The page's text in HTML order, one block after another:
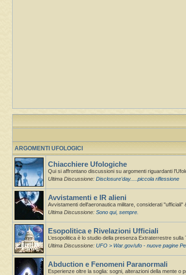
ARGOMENTI UFOLOGICI
Chiacchiere Ufologiche
Qui si affrontano discussioni su argomenti riguardanti
Ultima Discussione: Disclosure'day.....piccola riflessione
Avvistamenti e IR alieni
Avvistamenti dell'aeronautica militare, considerati "ufficiali"
Ultima Discussione: Sono qui, sempre.
Esopolitica e Rivelazioni Ufficiali
L’esopolitica è lo studio della presenza Extraterrestre
Ultima Discussione: UFO > War.gov/ufo - nuove pagine
Abduction e Fenomeni Paranormali
Esperienze oltre la soglia: sogni, alterazioni della mente o